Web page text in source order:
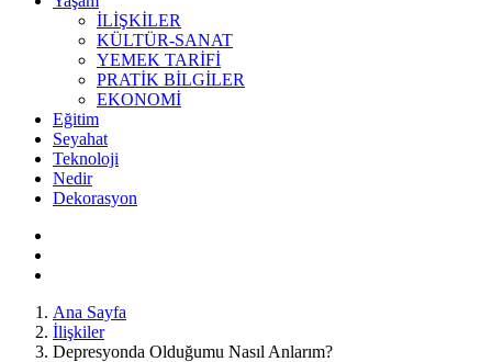
İLİŞKİLER
KÜLTÜR-SANAT
YEMEK TARİFİ
PRATİK BİLGİLER
EKONOMİ
Eğitim
Seyahat
Teknoloji
Nedir
Dekorasyon
Ana Sayfa
İlişkiler
Depresyonda Olduğumu Nasıl Anlarım?